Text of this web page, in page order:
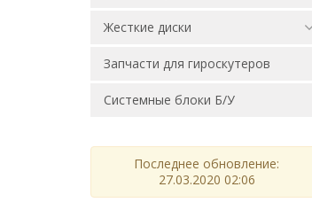
Жесткие диски
Запчасти для гироскутеров
Системные блоки Б/У
Последнее обновление:
27.03.2020 02:06